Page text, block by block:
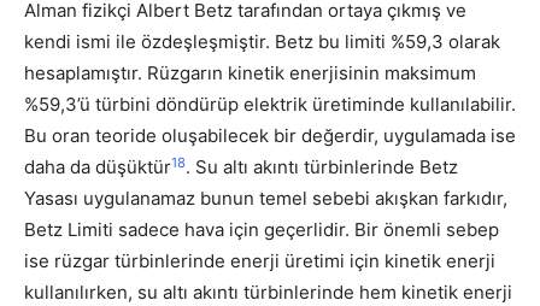
Alman fizikçi Albert Betz tarafından ortaya çıkmış ve
kendi ismi ile özdeşleşmiştir. Betz bu limiti %59,3 olarak
hesaplamıştır. Rüzgarın kinetik enerjisinin maksimum
%59,3’ü türbini döndürüp elektrik üretiminde kullanılabilir.
Bu oran teoride oluşabilecek bir değerdir, uygulamada ise
daha da düşüktür18. Su altı akıntı türbinlerinde Betz
Yasası uygulanamaz bunun temel sebebi akışkan farkıdır,
Betz Limiti sadece hava için geçerlidir. Bir önemli sebep
ise rüzgar türbinlerinde enerji üretimi için kinetik enerji
kullanılırken, su altı akıntı türbinlerinde hem kinetik enerji